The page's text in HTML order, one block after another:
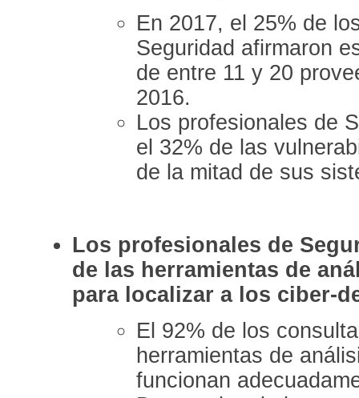
En 2017, el 25% de
Seguridad afirmaron
de entre 11 y 20
2016.
Los profesionales de
el 32% de las
de la mitad de sus
Los profesionales de
de las herramientas de
para localizar a los ciber-
El 92% de los
herramientas de
funcionan